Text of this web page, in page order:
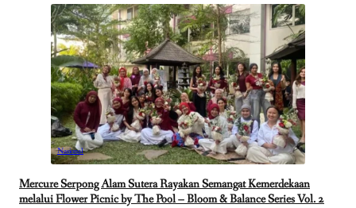
Nasional
Mercure Serpong Alam Sutera Rayakan Semangat Kemerdekaan
melalui Flower Picnic by The Pool – Bloom & Balance Series Vol. 2